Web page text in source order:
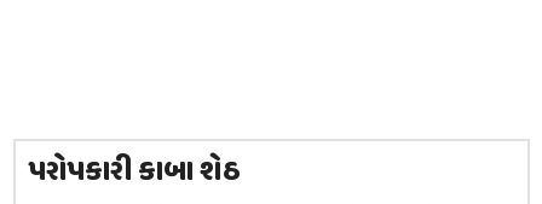
પરોપકારી કાબા શેઠ